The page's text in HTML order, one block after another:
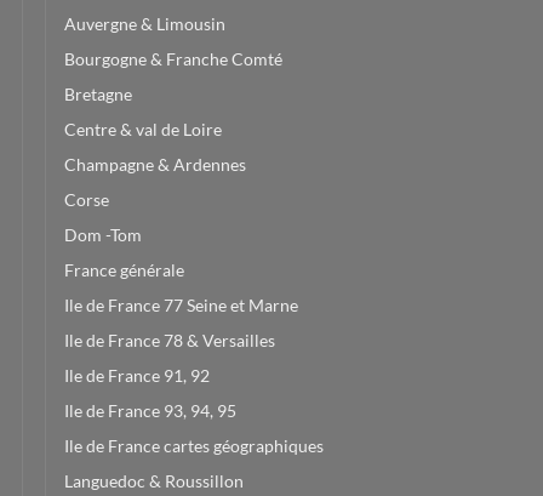
Auvergne & Limousin
Bourgogne & Franche Comté
Bretagne
Centre & val de Loire
Champagne & Ardennes
Corse
Dom -Tom
France générale
Ile de France 77 Seine et Marne
Ile de France 78 & Versailles
Ile de France 91, 92
Ile de France 93, 94, 95
Ile de France cartes géographiques
Languedoc & Roussillon